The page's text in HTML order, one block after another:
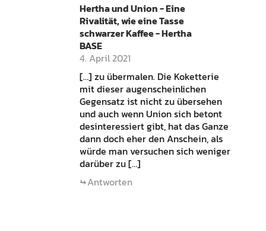
Hertha und Union - Eine
Rivalität, wie eine Tasse
schwarzer Kaffee - Hertha
BASE
4. April 2021
[…] zu übermalen. Die Koketterie
mit dieser augenscheinlichen
Gegensatz ist nicht zu übersehen
und auch wenn Union sich betont
desinteressiert gibt, hat das Ganze
dann doch eher den Anschein, als
würde man versuchen sich weniger
darüber zu […]
Antworten